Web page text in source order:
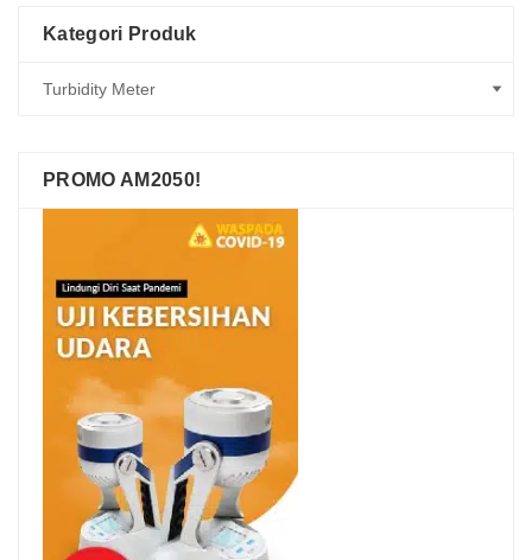
Kategori Produk
PROMO AM2050!